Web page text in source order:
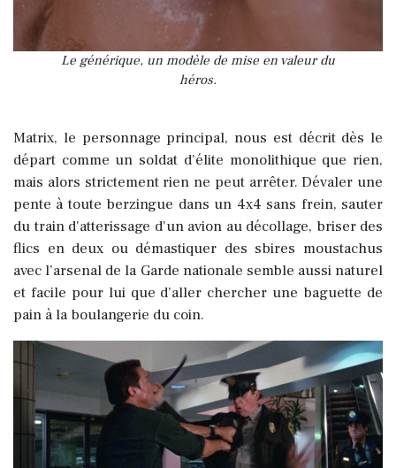
Le générique, un modèle de mise en valeur du
héros.
Matrix, le personnage principal, nous est décrit dès le
départ comme un soldat d’élite monolithique que rien,
mais alors strictement rien ne peut arrêter. Dévaler une
pente à toute berzingue dans un 4x4 sans frein, sauter
du train d'atterissage d'un avion au décollage, briser des
flics en deux ou démastiquer des sbires moustachus
avec l’arsenal de la Garde nationale semble aussi naturel
et facile pour lui que d’aller chercher une baguette de
pain à la boulangerie du coin.